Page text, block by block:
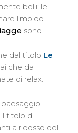
belli; le
limpido
sono
dal titolo Le
che da
di relax.
titolo di
a ridosso del